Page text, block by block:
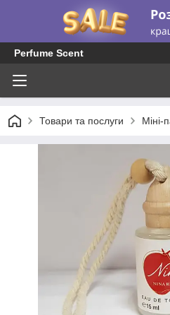
Perfume Scent
Товари та послуги Міні-